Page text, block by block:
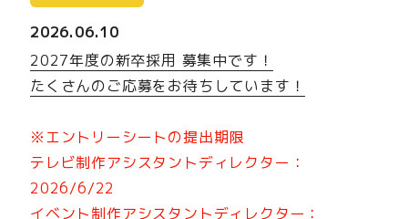
2026.06.10
2027年度の新卒採用 募集中です！
たくさんのご応募をお待ちしています！
※エントリーシートの提出期限
テレビ制作アシスタントディレクター：
2026/6/22
イベント制作アシスタントディレクター：